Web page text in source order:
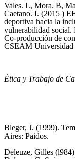
Vales. L, Mora. B,
Caetano. I. (2015 )
deportiva hacia la
vulnerabilidad social.
Co-producción de
CSEAM Universidad
Ètica y Trabajo de
Bleger, J. (1999).
Aires: Paidos.
Deleuze, Gilles